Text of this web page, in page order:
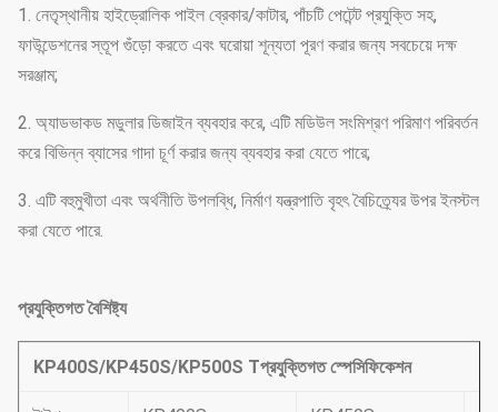
1. নেতৃস্থানীয় হাইড্রোলিক পাইল ব্রেকার/কাটার, পাঁচটি পেটেন্ট প্রযুক্তি সহ,
ফাউন্ডেশনের স্তূপ গুঁড়ো করতে এবং ঘরোয়া শূন্যতা পূরণ করার জন্য সবচেয়ে দক্ষ
সরঞ্জাম;
2. অ্যাডভাকড মডুলার ডিজাইন ব্যবহার করে, এটি মডিউল সংমিশ্রণ পরিমাণ পরিবর্তন
করে বিভিন্ন ব্যাসের গাদা চূর্ণ করার জন্য ব্যবহার করা যেতে পারে;
3. এটি বহুমুখীতা এবং অর্থনীতি উপলব্ধি, নির্মাণ যন্ত্রপাতি বৃহৎ বৈচিত্র্যের উপর ইনস্টল
করা যেতে পারে.
প্রযুক্তিগত বৈশিষ্ট্য
KP400S/KP450S/KP500S Tপ্রযুক্তিগত স্পেসিফিকেশন